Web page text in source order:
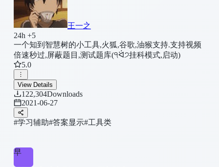
王一之
24h +5
一个知到智慧树的小工具,火狐,谷歌,油猴支持.支持视频
倍速秒过,屏蔽题目,测试题库(੧ᐛ੭挂科模式,启动)
5.0
View Details
122,304Downloads
2021-06-27
#学习辅助#答案显示#工具类
早